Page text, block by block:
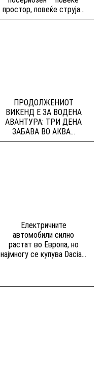
простор, повеќе струја...
ПРОДОЛЖЕНИОТ
ВИКЕНД Е ЗА ВОДЕНА
АВАНТУРА: ТРИ ДЕНА
ЗАБАВА ВО АКВА...
Електричните
автомобили силно
растат во Европа, но
најмногу се купува Dacia...